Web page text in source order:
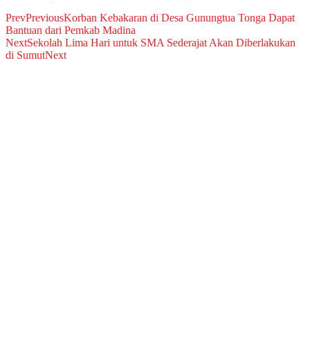
PrevPreviousKorban Kebakaran di Desa Gunungtua Tonga Dapat
Bantuan dari Pemkab Madina
NextSekolah Lima Hari untuk SMA Sederajat Akan Diberlakukan
di SumutNext